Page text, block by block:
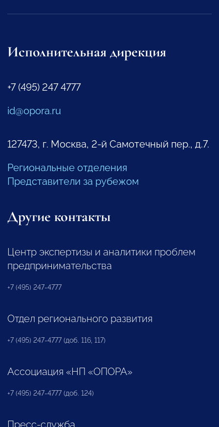
Исполнительная дирекция
+7 (495) 247 4777
id@opora.ru
127473, г. Москва, 2-й Самотечный пер., д.7.
Региональные отделения
Представители за рубежом
Другие контакты
Центр экспертизы и аналитики проблем
предпринимательства
+7 (495) 247-4777
Отдел регионального развития
+7 (495) 247-4777 (доб. 116, 117)
Ассоциация «НП «ОПОРА»
+7 (495) 247-4777 (доб. 124)
Пресс-служба